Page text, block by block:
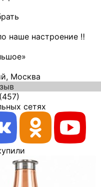
наше настроение ‼️
Москва
(457)
сетях